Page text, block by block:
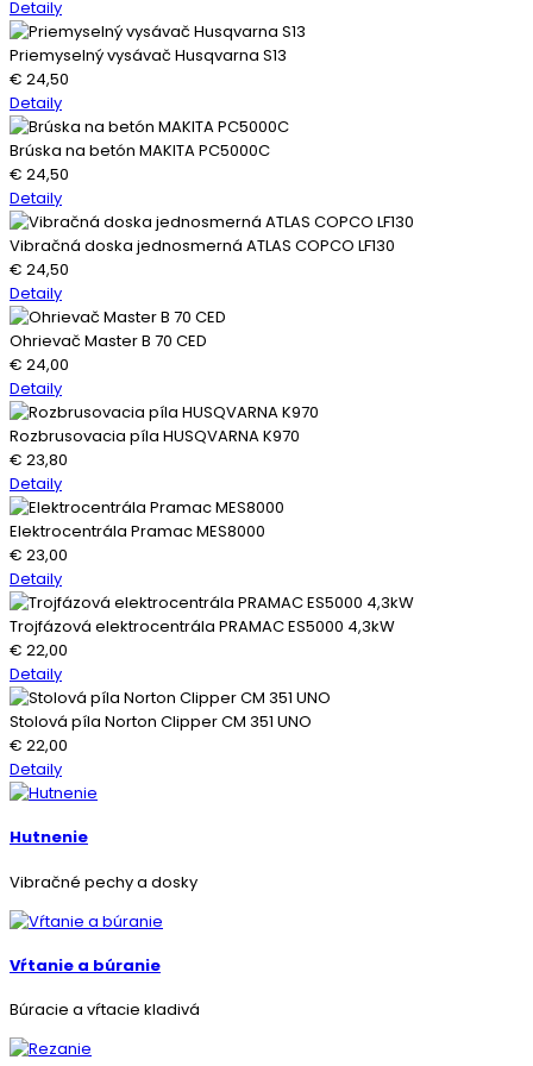
Detaily
Priemyselný vysávač Husqvarna S13
€ 24,50
Detaily
Brúska na betón MAKITA PC5000C
€ 24,50
Detaily
Vibračná doska jednosmerná ATLAS COPCO LF130
€ 24,50
Detaily
Ohrievač Master B 70 CED
€ 24,00
Detaily
Rozbrusovacia píla HUSQVARNA K970
€ 23,80
Detaily
Elektrocentrála Pramac MES8000
€ 23,00
Detaily
Trojfázová elektrocentrála PRAMAC ES5000 4,3kW
€ 22,00
Detaily
Stolová píla Norton Clipper CM 351 UNO
€ 22,00
Detaily
Hutnenie
Vibračné pechy a dosky
Vŕtanie a búranie
Búracie a vŕtacie kladivá